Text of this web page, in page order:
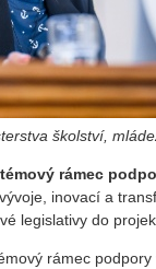
školství,
rámec
inovací a
legislativy do
rámec